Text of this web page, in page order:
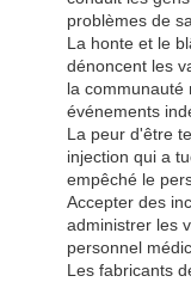
problèmes de
La honte et le
dénoncent les
la communauté
événements
La peur d'être
injection qui a
empêché le
Accepter des
administrer les
personnel
Les fabricants